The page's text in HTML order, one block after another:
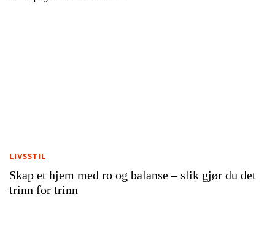
Skap et hjem med ro og balanse – slik gjør du det
trinn for trinn
LIVSSTIL